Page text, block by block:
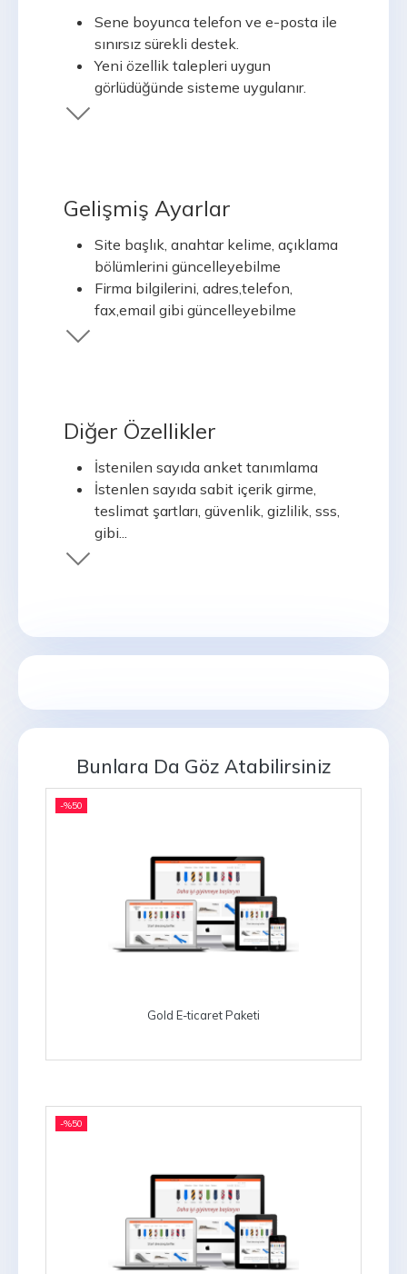
Anasayfa değiştirlebilir ve
yönetilebilir.
Sene boyunca telefon ve e-posta ile
sınırsız sürekli destek.
Yeni özellik talepleri uygun
görlüdüğünde sisteme uygulanır.
Gelişmiş Ayarlar
Site başlık, anahtar kelime, açıklama
bölümlerini güncelleyebilme
Firma bilgilerini, adres,telefon,
fax,email gibi güncelleyebilme
Kargo ücretlerini girme
Hediye paketi fiyatlarını tanımlama
Site modül yerlerinin ayarlanması
Tedarikçi tanımlama
Diğer Özellikler
İstenilen sayıda anket tanımlama
İstenlen sayıda sabit içerik girme,
teslimat şartları, güvenlik, gizlilik, sss,
gibi...
Haftalık yeni ürünler otomatik email
Üyelere, email listesine
katılanlara, mesaj yazanlara
Haber girişi
Arama motorları için optimize
edilmiştir
Tüm arama motorlarına otomatik
Güvenli login sistemi
Güncelleme
yapması
Satışta olmayan ve satışa çıkacak
ürünları ayrı listeleme
Satışa çıkınca haber verme sistemi
Bunlara Da Göz Atabilirsiniz
-%50
Gold E-ticaret Paketi
-%50